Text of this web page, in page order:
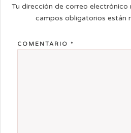
Tu dirección de correo electrónico
campos obligatorios están
COMENTARIO *